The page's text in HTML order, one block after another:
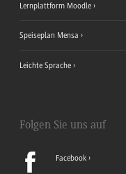
Lernplattform Moodle
Speiseplan Mensa
Leichte Sprache
Folgen Sie uns auf
Facebook